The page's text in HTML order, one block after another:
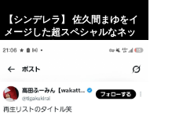
【シンデレラ】 佐久間まゆをイ
メージした超スペシャルなネッ